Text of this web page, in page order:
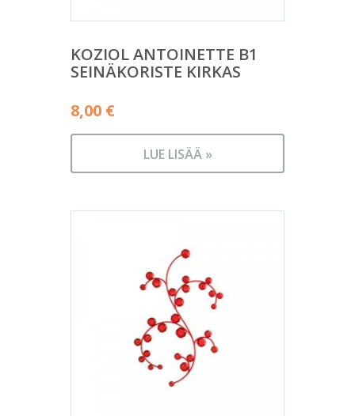
KOZIOL ANTOINETTE B1
SEINÄKORISTE KIRKAS
8,00 €
LUE LISÄÄ »